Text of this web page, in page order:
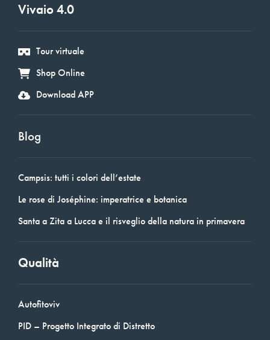
Vivaio 4.0
Tour virtuale
Shop Online
Download APP
Blog
Campsis: tutti i colori dell’estate
Le rose di Joséphine: imperatrice e botanica
Santa a Zita a Lucca e il risveglio della natura in primavera
Qualità
Autofitoviv
PID – Progetto Integrato di Distretto